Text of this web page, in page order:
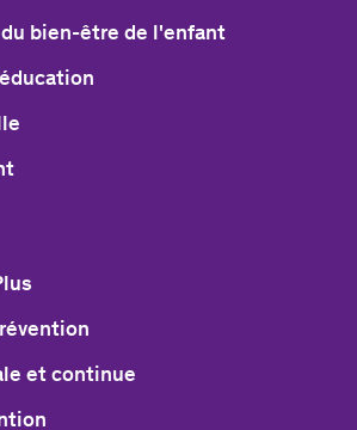
bien-être de l'enfant
et continue